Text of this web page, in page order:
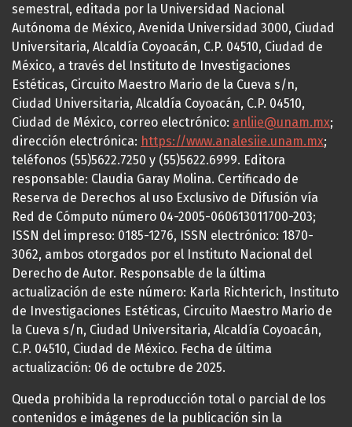
semestral, editada por la Universidad Nacional
Autónoma de México, Avenida Universidad 3000, Ciudad
Universitaria, Alcaldía Coyoacán, C.P. 04510, Ciudad de
México, a través del Instituto de Investigaciones
Estéticas, Circuito Maestro Mario de la Cueva s/n,
Ciudad Universitaria, Alcaldía Coyoacán, C.P. 04510,
Ciudad de México, correo electrónico: anliie@unam.mx;
dirección electrónica: https://www.analesiie.unam.mx;
teléfonos (55)5622.7250 y (55)5622.6999. Editora
responsable: Claudia Garay Molina. Certificado de
Reserva de Derechos al uso Exclusivo de Difusión vía
Red de Cómputo número 04-2005-060613011700-203;
ISSN del impreso: 0185-1276, ISSN electrónico: 1870-
3062, ambos otorgados por el Instituto Nacional del
Derecho de Autor. Responsable de la última
actualización de este número: Karla Richterich, Instituto
de Investigaciones Estéticas, Circuito Maestro Mario de
la Cueva s/n, Ciudad Universitaria, Alcaldía Coyoacán,
C.P. 04510, Ciudad de México. Fecha de última
actualización: 06 de octubre de 2025.
Queda prohibida la reproducción total o parcial de los
contenidos e imágenes de la publicación sin la